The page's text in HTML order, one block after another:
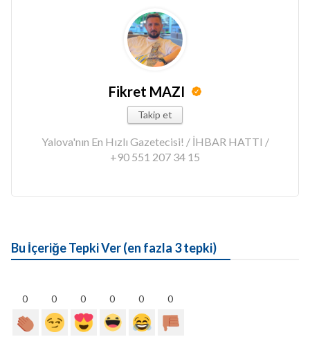
Fikret MAZI
Takip et
Yalova'nın En Hızlı Gazetecisi! / İHBAR HATTI /
+90 551 207 34 15
Bu İçeriğe Tepki Ver (en fazla 3 tepki)
0 0 0 0 0 0